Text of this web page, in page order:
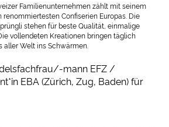
Familienunternehmen zählt mit seinem
Confiserien Europas. Die
stehen für beste Qualität, einmalige
vollendeten Kreationen bringen täglich
aller Welt ins Schwärmen.
mann EFZ /
EBA (Zürich, Zug, Baden) für